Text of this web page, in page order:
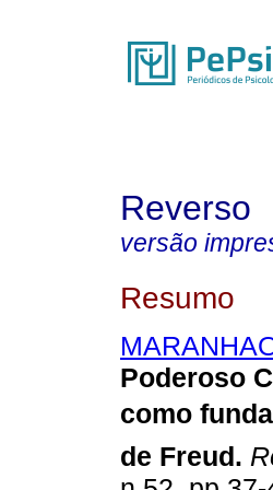
Reverso
versão
Resumo
Poderoso
como
de Freud.